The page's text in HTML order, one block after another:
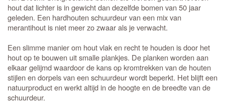
hout dat lichter is in gewicht dan dezelfde bomen van 50 jaar
geleden. Een hardhouten schuurdeur van een mix van
merantihout is niet meer zo zwaar als je verwacht.
Een slimme manier om hout vlak en recht te houden is door het
hout op te bouwen uit smalle plankjes. De planken worden aan
elkaar gelijmd waardoor de kans op kromtrekken van de houten
stijlen en dorpels van een schuurdeur wordt beperkt. Het blijft een
natuurproduct en werkt altijd in de hoogte en de breedte van de
schuurdeur.